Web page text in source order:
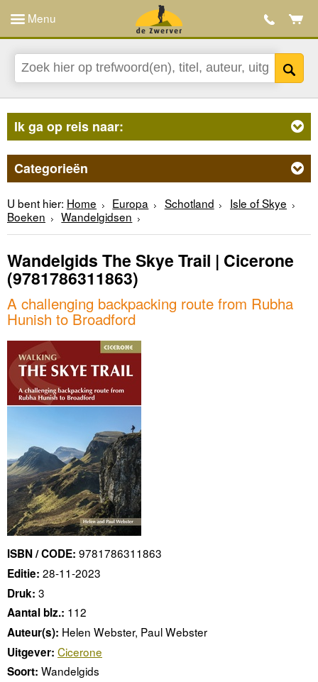
Menu
Ik ga op reis naar:
Categorieën
U bent hier: Home Europa Schotland
Isle of Skye
Boeken
Wandelgidsen
Wandelgids The Skye Trail | Cicerone
(9781786311863)
A challenging backpacking route from Rubha
Hunish to Broadford
ISBN / CODE: 9781786311863
Editie: 28-11-2023
Druk: 3
Aantal blz.: 112
Auteur(s): Helen Webster, Paul Webster
Uitgever: Cicerone
Soort: Wandelgids